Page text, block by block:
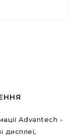
Advantech -
дисплеї,